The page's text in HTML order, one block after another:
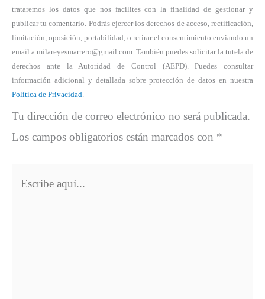
trataremos los datos que nos facilites con la finalidad de gestionar y
publicar tu comentario. Podrás ejercer los derechos de acceso, rectificación,
limitación, oposición, portabilidad, o retirar el consentimiento enviando un
email a milareyesmarrero@gmail.com. También puedes solicitar la tutela de
derechos ante la Autoridad de Control (AEPD). Puedes consultar
información adicional y detallada sobre protección de datos en nuestra
Política de Privacidad
Tu dirección de correo electrónico no será publicada.
Los campos obligatorios están marcados con *